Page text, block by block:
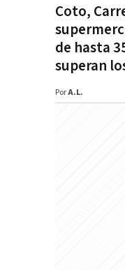
Coto,
de hasta
superan
PorA.L.